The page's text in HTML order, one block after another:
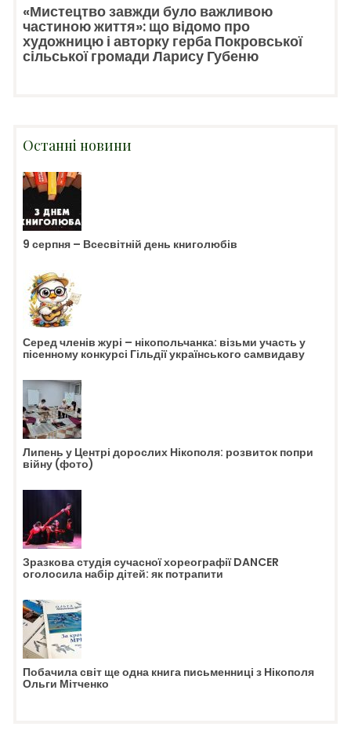
«Мистецтво завжди було важливою
частиною життя»: що відомо про
художницю і авторку герба Покровської
сільської громади Ларису Губеню
Останні новини
9 серпня – Всесвітній день книголюбів
Серед членів журі – нікопольчанка: візьми участь у
пісенному конкурсі Гільдії українського самвидаву
Липень у Центрі дорослих Нікополя: розвиток попри
війну (фото)
Зразкова студія сучасної хореографії DANCER
оголосила набір дітей: як потрапити
Побачила світ ще одна книга письменниці з Нікополя
Ольги Мітченко